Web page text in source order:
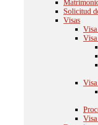
Solicitud
Visas